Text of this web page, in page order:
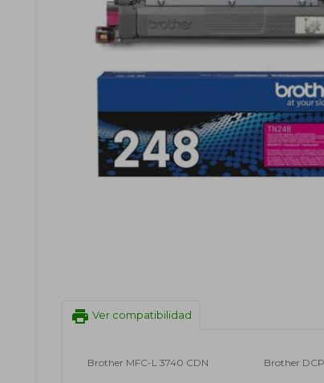
print Ver compatibilidad
Brother MFC-L 3740 CDN Brother